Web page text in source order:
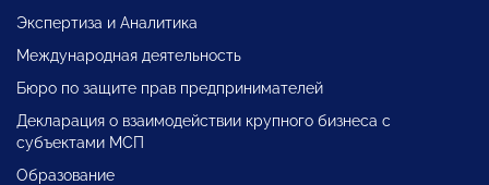
Экспертиза и Аналитика
Международная деятельность
Бюро по защите прав предпринимателей
Декларация о взаимодействии крупного бизнеса с
субъектами МСП
Образование